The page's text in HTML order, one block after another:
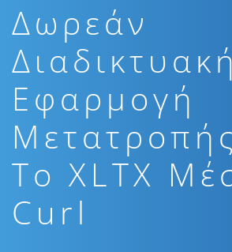
Δωρεάν
Διαδικτυακή
Εφαρμογή
To XLTX
Curl